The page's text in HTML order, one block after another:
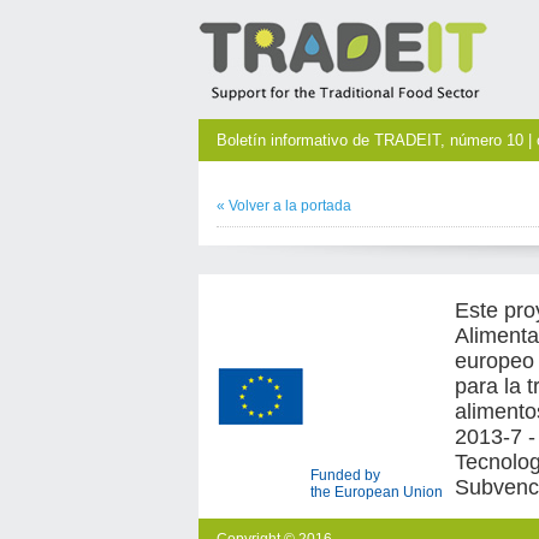
Boletín informativo de TRADEIT, número 10 |
« Volver a la portada
Funded by
the European Union
Este
para la
2013-7